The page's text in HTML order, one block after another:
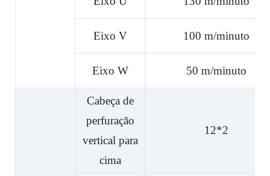
Eixo V 100 m/minuto
Eixo W 50 m/minuto
Cabeça de
perfuração
vertical para
cima
12*2